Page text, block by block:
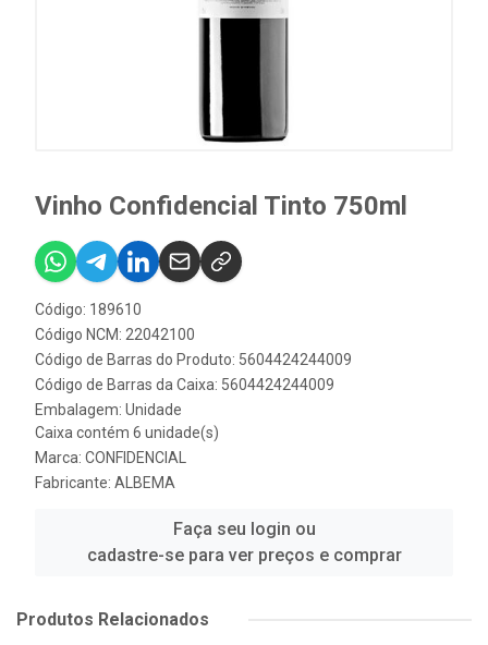
Vinho Confidencial Tinto 750ml
Código: 189610
Código NCM: 22042100
Código de Barras do Produto: 5604424244009
Código de Barras da Caixa: 5604424244009
Embalagem: Unidade
Caixa contém 6 unidade(s)
Marca: CONFIDENCIAL
Fabricante: ALBEMA
Faça seu login ou
cadastre-se para ver preços e comprar
Produtos Relacionados